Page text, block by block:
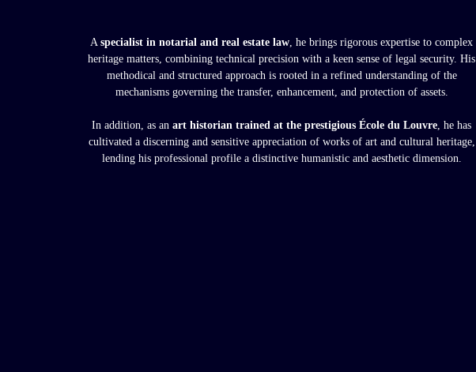
A specialist in notarial and real estate law , he brings rigorous expertise to complex
heritage matters, combining technical precision with a keen sense of legal security. His
methodical and structured approach is rooted in a refined understanding of the
mechanisms governing the transfer, enhancement, and protection of assets.
In addition, as an art historian trained at the prestigious École du Louvre , he has
cultivated a discerning and sensitive appreciation of works of art and cultural heritage,
lending his professional profile a distinctive humanistic and aesthetic dimension.